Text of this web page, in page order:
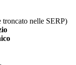
troncato nelle SERP)